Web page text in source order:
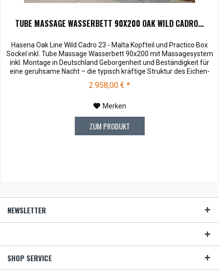
TUBE MASSAGE WASSERBETT 90X200 OAK WILD CADRO...
Hasena Oak Line Wild Cadro 23 - Malta Kopfteil und Practico Box
Sockel inkl. Tube Massage Wasserbett 90x200 mit Massagesystem
inkl. Montage in Deutschland Geborgenheit und Beständigkeit für
eine geruhsame Nacht – die typisch kräftige Struktur des Eichen-
Holzes in Kombination mit den separaten Fuss- und Eckelementen
verleiht unserer Oak-Line eine starke und behagliche Aura....
2.958,00 € *
Merken
ZUM PRODUKT
NEWSLETTER
SHOP SERVICE